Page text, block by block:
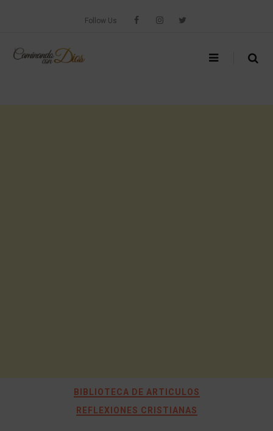
Follow Us
BIBLIOTECA DE ARTICULOS
REFLEXIONES CRISTIANAS